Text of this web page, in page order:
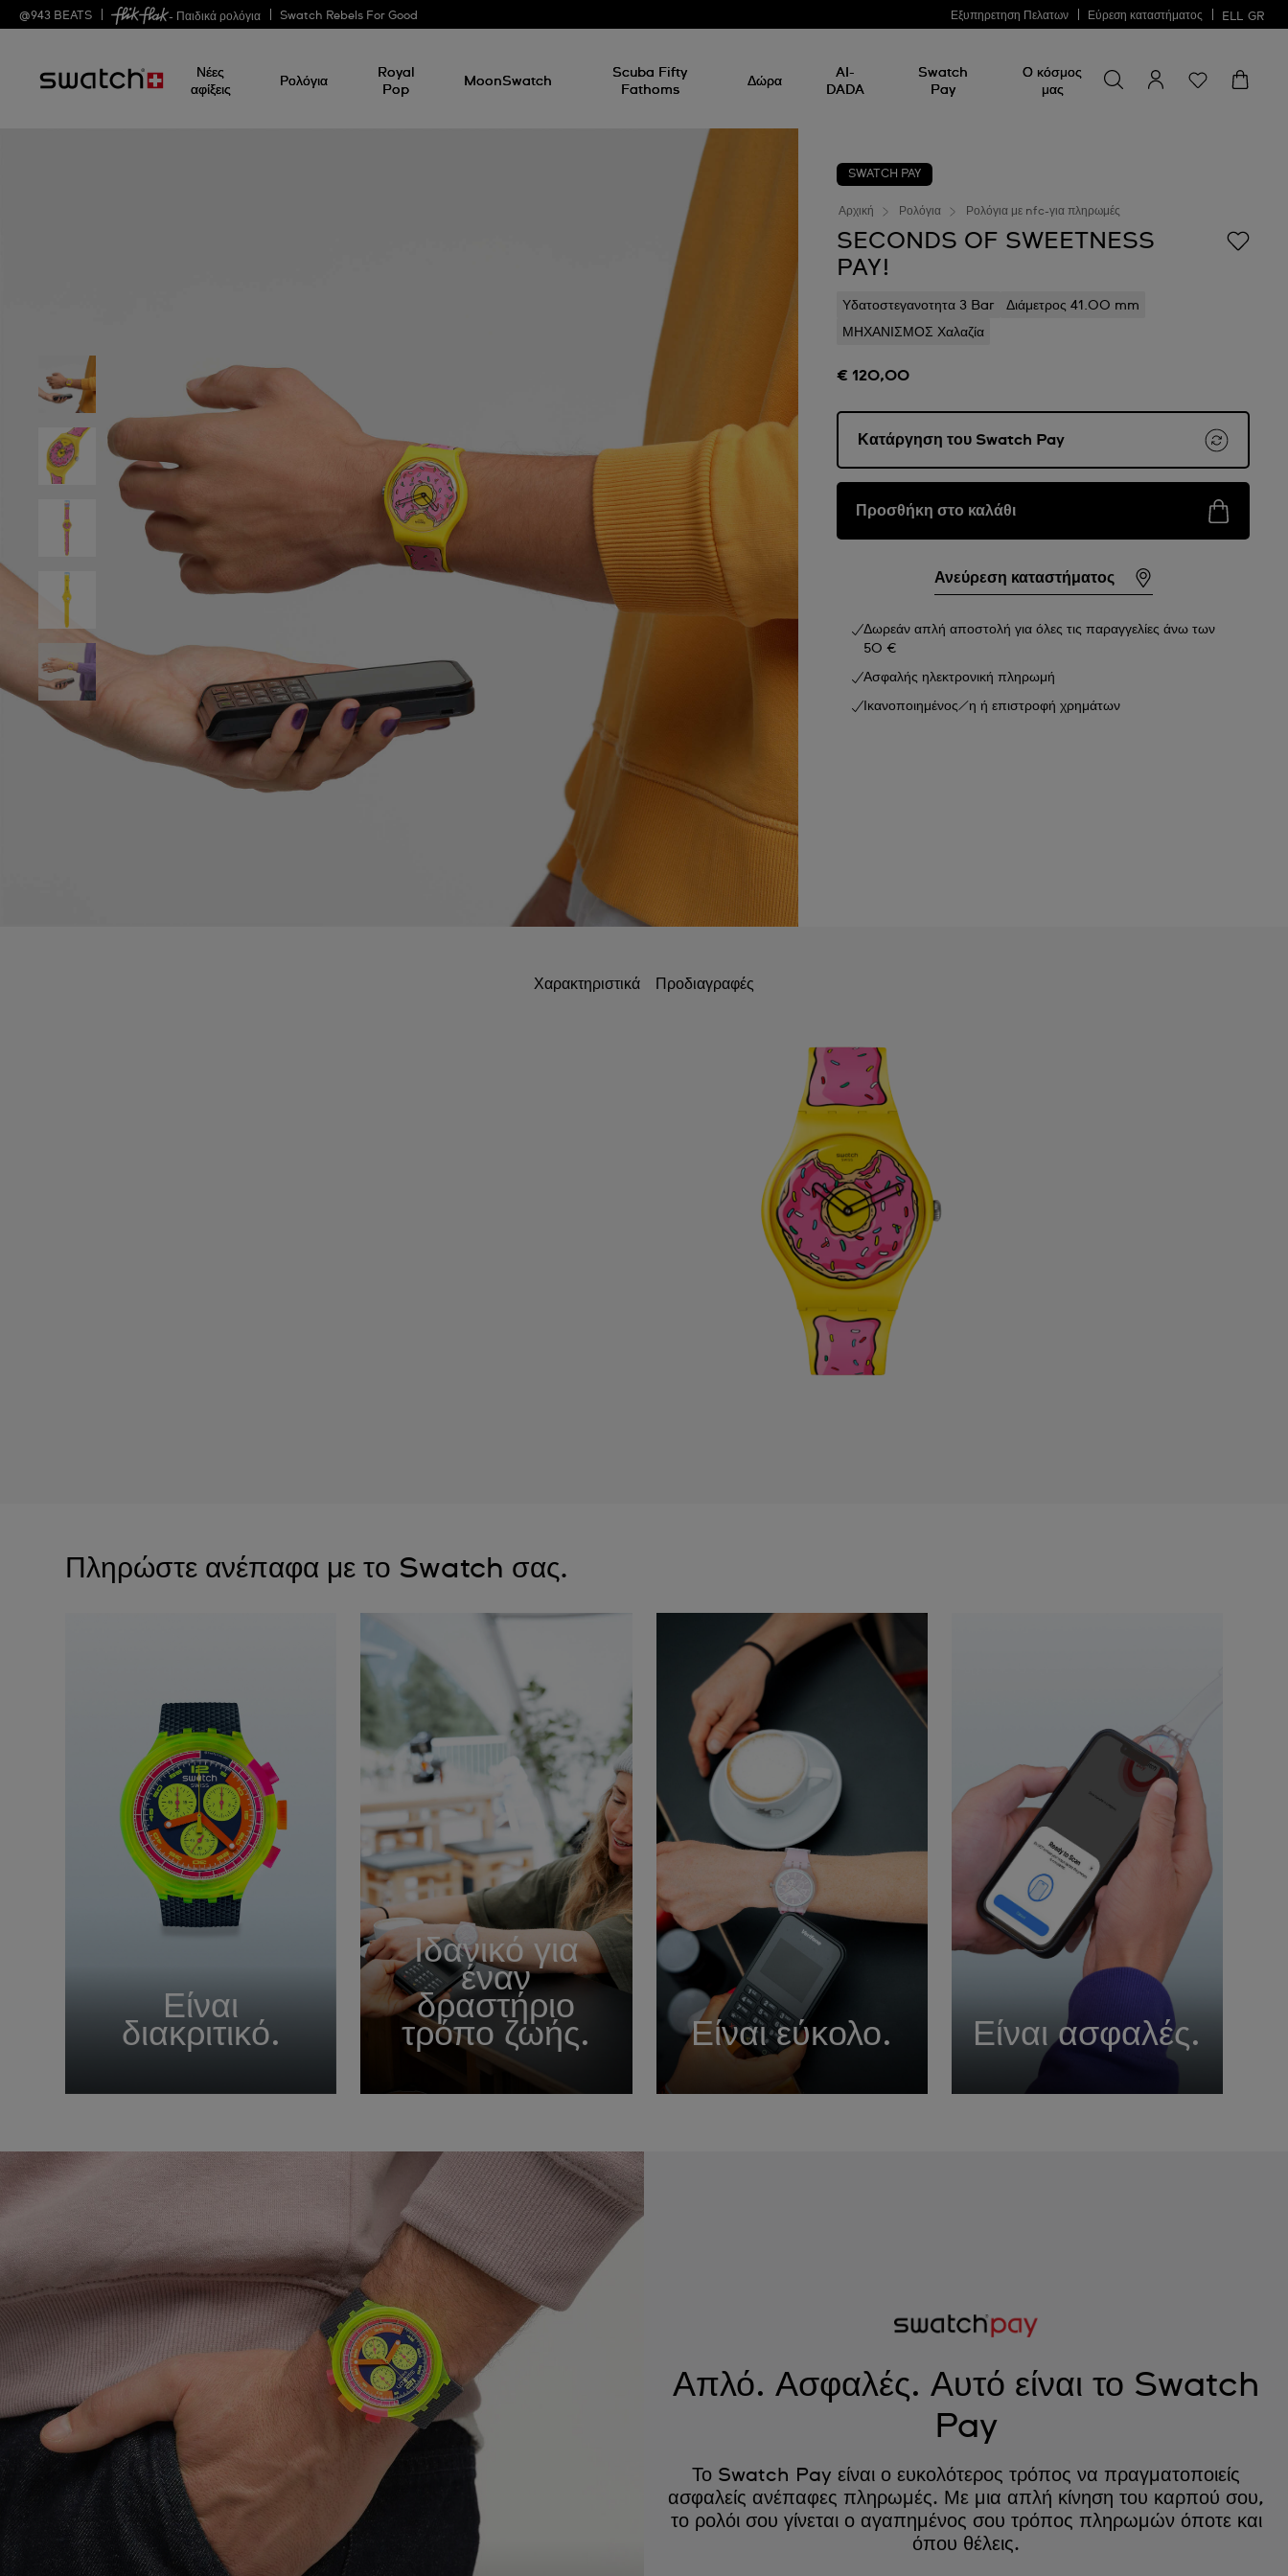
@943 BEATS - Παιδικά ρολόγια Swatch Rebels For Good Εξυπηρετηση Πελατων Εύρεση καταστήματος ELL GR
Νέες
αφίξεις
Ρολόγια
Royal
Pop
MoonSwatch
Scuba Fifty
Fathoms
Δώρα
AI-
DADA
Swatch
Pay
Ο κόσμος
μας
SWATCH PAY
Αρχική Ρολόγια Ρολόγια με nfc-για πληρωμές
SECONDS OF SWEETNESS
PAY!
Υδατοστεγανοτητα 3 Bar
Διάμετρος 41.00 mm
ΜΗΧΑΝΙΣΜΟΣ Χαλαζία
€ 120,00
Κατάργηση του Swatch Pay
Προσθήκη στο καλάθι
Ανεύρεση καταστήματος
Δωρεάν απλή αποστολή για όλες τις παραγγελίες άνω των
50 €
Ασφαλής ηλεκτρονική πληρωμή
Ικανοποιημένος/η ή επιστροφή χρημάτων
Χαρακτηριστικά Προδιαγραφές
Πληρώστε ανέπαφα με το Swatch σας.
Είναι
διακριτικό.
Ιδανικό για
έναν
δραστήριο
τρόπο ζωής.
Είναι εύκολο. Είναι ασφαλές.
Απλό. Ασφαλές. Αυτό είναι το Swatch
Pay
Το Swatch Pay είναι ο ευκολότερος τρόπος να πραγματοποιείς
ασφαλείς ανέπαφες πληρωμές. Με μια απλή κίνηση του καρπού σου,
το ρολόι σου γίνεται ο αγαπημένος σου τρόπος πληρωμών όποτε και
όπου θέλεις.